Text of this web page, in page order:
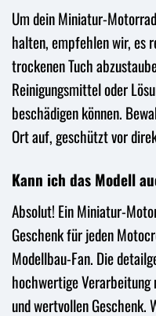
Um dein Miniatur-
halten, empfehlen wir, es
trockenen Tuch
Reinigungsmittel oder
beschädigen können.
Ort auf, geschützt vor
Kann ich das Modell
Absolut! Ein Miniatur-
Geschenk für jeden
Modellbau-Fan. Die
hochwertige Verarbeitung
und wertvollen Geschenk.